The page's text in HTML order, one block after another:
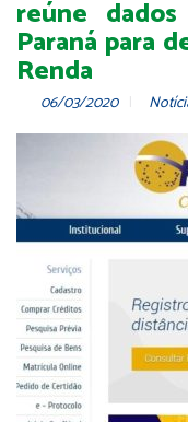
reúne
Paraná para
Renda
06/03/2020